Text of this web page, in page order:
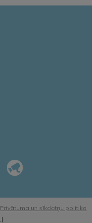
Privātuma un sīkdatņu politika
|